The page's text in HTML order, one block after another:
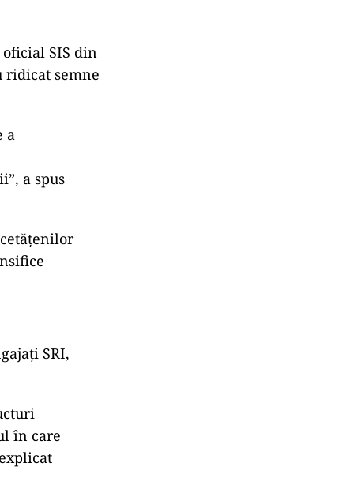
SIS din
ridicat semne
a
a spus
SRI,
în care